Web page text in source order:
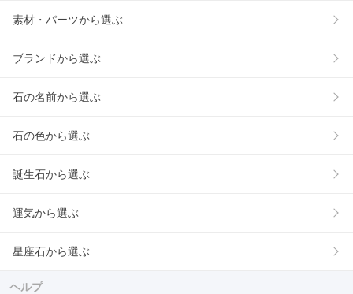
素材・パーツから選ぶ
ブランドから選ぶ
石の名前から選ぶ
石の色から選ぶ
誕生石から選ぶ
運気から選ぶ
星座石から選ぶ
ヘルプ